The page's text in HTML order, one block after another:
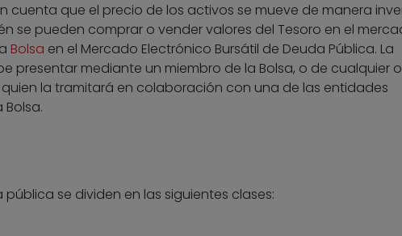
cuenta que el precio de los activos se mueve de manera
se pueden comprar o vender valores del Tesoro en el
Bolsa en el Mercado Electrónico Bursátil de Deuda Pública. La
presentar mediante un miembro de la Bolsa, o de cualquier
la tramitará en colaboración con una de las entidades
se dividen en las siguientes clases: